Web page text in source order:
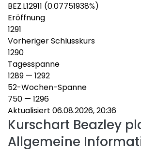
BEZ.L12911 (0.07751938%)
Eröffnung
1291
Vorheriger Schlusskurs
1290
Tagesspanne
1289 — 1292
52-Wochen-Spanne
750 — 1296
Aktualisiert 06.08.2026, 20:36
Kurschart Beazley
Allgemeine